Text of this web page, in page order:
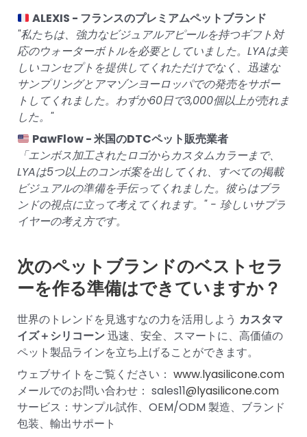
ALEXIS - フランスのプレミアムペットブランド
"私たちは、強力なビジュアルアピールを持つギフト対
応のウォーターボトルを必要としていました。LYAは美
しいコンセプトを提供してくれただけでなく、迅速な
サンプリングとアマゾンヨーロッパでの発売をサポー
トしてくれました。わずか60日で3,000個以上が売れま
した。"
PawFlow - 米国のDTCペット販売業者
「エンボス加工されたロゴからカスタムカラーまで、
LYAは5つ以上のコンボ案を出してくれ、すべての掲載
ビジュアルの準備を手伝ってくれました。彼らはブラ
ンドの視点に立って考えてくれます。" - 珍しいサプラ
イヤーの考え方です。
次のペットブランドのベストセラ
ーを作る準備はできていますか？
世界のトレンドを見逃すなの力を活用しよう カスタマ
イズ＋シリコーン迅速、安全、スマートに、高価値の
ペット製品ラインを立ち上げることができます。
ウェブサイトをご覧ください： www.lyasilicone.com
メールでのお問い合わせ： sales11@lyasilicone.com
サービス：サンプル試作、OEM/ODM 製造、ブランド
包装、輸出サポート